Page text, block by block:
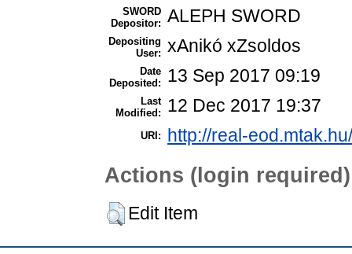
SWORD
Depositor: ALEPH SWORD
Depositing
User: xAnikó xZsoldos
Date
Deposited:
13 Sep 2017 09:19
Last
Modified:
12 Dec 2017 19:37
URI: http://real-
Actions (login required)
Edit Item